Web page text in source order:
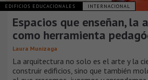
EDIFICIOS EDUCACIONALES INTERNACIONAL
Espacios que enseñan, la
como herramienta
Laura Munizaga
La arquitectura no solo es el arte y la
construir edificios, sino que también